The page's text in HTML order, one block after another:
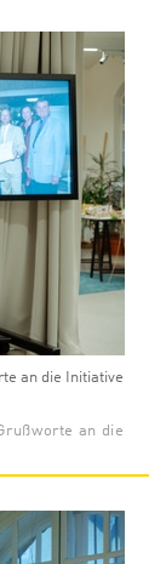
an die Initiative
an die